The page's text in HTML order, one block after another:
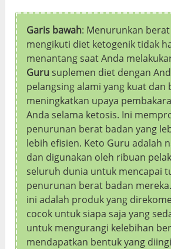
Garis bawah: Menurunkan
mengikuti diet ketogenik tidak
menantang saat Anda
Guru suplemen diet dengan
pelangsing alami yang kuat dan
meningkatkan upaya
Anda selama ketosis. Ini
penurunan berat badan yang
lebih efisien. Keto Guru adalah
dan digunakan oleh ribuan
seluruh dunia untuk mencapai
penurunan berat badan
ini adalah produk yang
cocok untuk siapa saja yang
untuk mengurangi kelebihan
mendapatkan bentuk yang